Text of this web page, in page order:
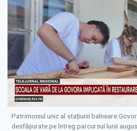
Patrimoniul unic al stațiunii balneare
desfășurate pe întreg parcursul lunii